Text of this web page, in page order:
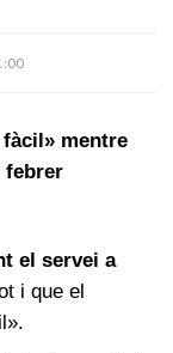
mentre
febrer
el servei a
i que el